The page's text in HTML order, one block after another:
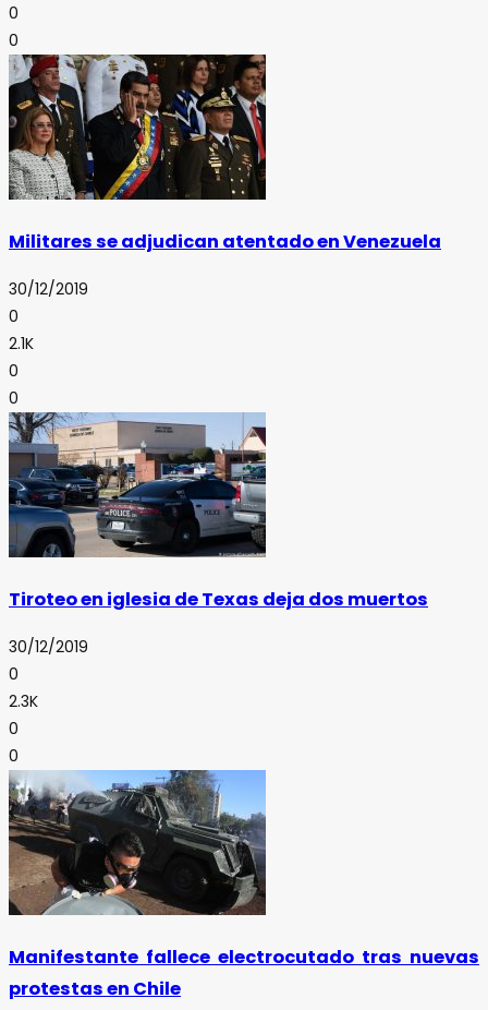
0
0
Militares se adjudican atentado en Venezuela
30/12/2019
0
2.1K
0
0
Tiroteo en iglesia de Texas deja dos muertos
30/12/2019
0
2.3K
0
0
Manifestante fallece electrocutado tras nuevas
protestas en Chile